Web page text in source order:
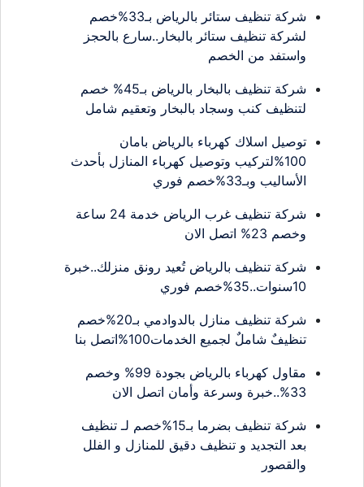
شركة تنظيف ستائر بالرياض بـ33%خصم
لشركة تنظيف ستائر بالبخار..سارع بالحجز
واستفد من الخصم
شركة تنظيف بالبخار بالرياض بـ45% خصم
لتنظيف كنب وسجاد بالبخار وتعقيم شامل
توصيل اسلاك كهرباء بالرياض بامان
100%لتركيب وتوصيل كهرباء المنازل بأحدث
الأساليب وبـ33%خصم فوري
شركة تنظيف غرب الرياض خدمة 24 ساعة
وخصم 23% اتصل الان
شركة تنظيف بالرياض تُعيد رونق منزلك..خبرة
10سنوات..35%خصم فوري
شركة تنظيف منازل بالدوادمي بـ20%خصم
تنظيفٌ شاملٌ لجميع الخدمات100%اتصل بنا
مقاول كهرباء بالرياض بجودة 99% وخصم
33%..خبرة وسرعة وأمان اتصل الان
شركة تنظيف بضرما بـ15%خصم لـ تنظيف
بعد التجديد و تنظيف دقيق للمنازل و الفلل
والقصور